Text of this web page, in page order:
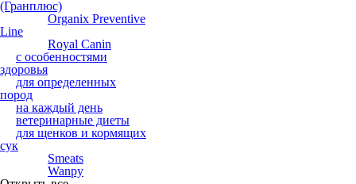
(Гранплюс)
Organix Preventive
Line
Royal Canin
с особенностями
здоровья
для определенных
пород
на каждый день
ветеринарные диеты
для щенков и кормящих
сук
Smeats
Wanpy